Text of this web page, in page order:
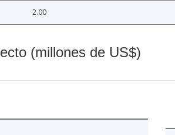
2.00
(millones de US$)